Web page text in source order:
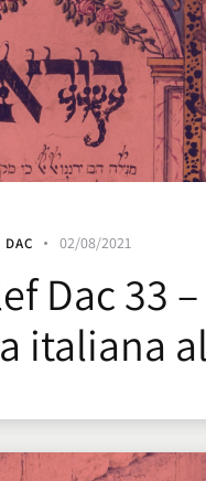
DAC 02/08/2021
Dac 33
italiana